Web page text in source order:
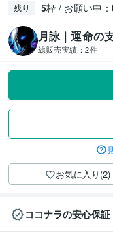
残り 5枠 / お願い中：
月詠｜運命の
総販売実績： 2件
お気に入り(2)
ココナラの安心保証